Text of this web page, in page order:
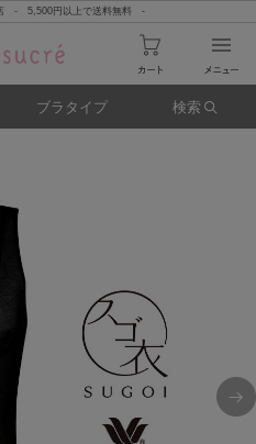
店 - 5,500円以上で送料無料 -
ブラタイプ 検索